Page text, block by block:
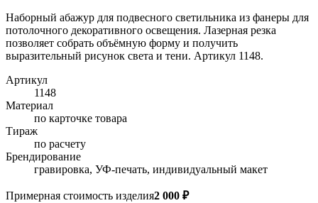
Наборный абажур для подвесного светильника из фанеры для
потолочного декоративного освещения. Лазерная резка
позволяет собрать объёмную форму и получить
выразительный рисунок света и тени. Артикул 1148.
Артикул
1148
Материал
по карточке товара
Тираж
по расчету
Брендирование
гравировка, УФ-печать, индивидуальный макет
Примерная стоимость изделия2 000 ₽